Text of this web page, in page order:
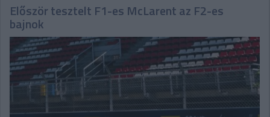
Először tesztelt F1-es McLarent az F2-es
bajnok